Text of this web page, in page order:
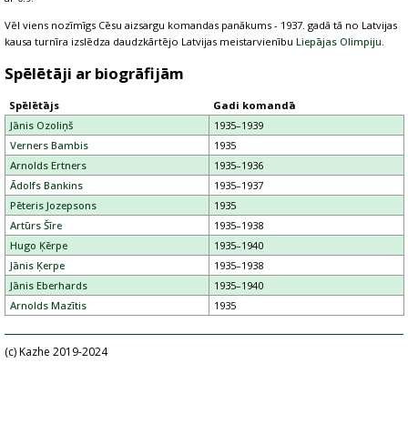
Vēl viens nozīmīgs Cēsu aizsargu komandas panākums - 1937. gadā tā no Latvijas
kausa turnīra izslēdza daudzkārtējo Latvijas meistarvienību Liepājas Olimpiju
Spēlētāji ar biogrāfijām
Spēlētājs
Gadi komandā
Jānis Ozoliņš
1935–1939
Verners Bambis
1935
Arnolds Ertners
1935–1936
Ādolfs Bankins
1935–1937
Pēteris Jozepsons
1935
Artūrs Šīre
1935–1938
Hugo Ķērpe
1935–1940
Jānis Ķerpe
1935–1938
Jānis Eberhards
1935–1940
Arnolds Mazītis
1935
(c) Kazhe 2019-2024